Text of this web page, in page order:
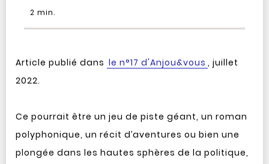
2 min.
Article publié dans le n°17 d'Anjou&vous , juillet
2022.
Ce pourrait être un jeu de piste géant, un roman
polyphonique, un récit d’aventures ou bien une
plongée dans les hautes sphères de la politique,